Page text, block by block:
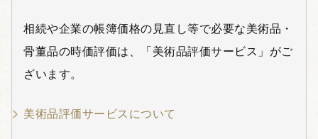
相続や企業の帳簿価格の見直し等で必要な美術品・
骨董品の時価評価は、「美術品評価サービス」がご
ざいます。
美術品評価サービスについて